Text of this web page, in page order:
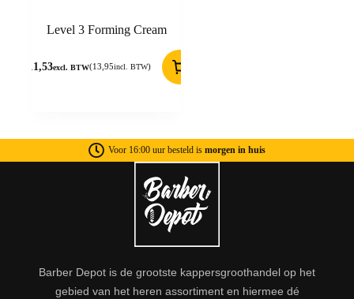
Level 3 Forming Cream
11,53excl. BTW(13,95incl. BTW)
Voor 16:00 uur besteld is morgen in huis
Barber Depot is de grootste kappersgroothandel op het
gebied van het heren assortiment en hiermee dé